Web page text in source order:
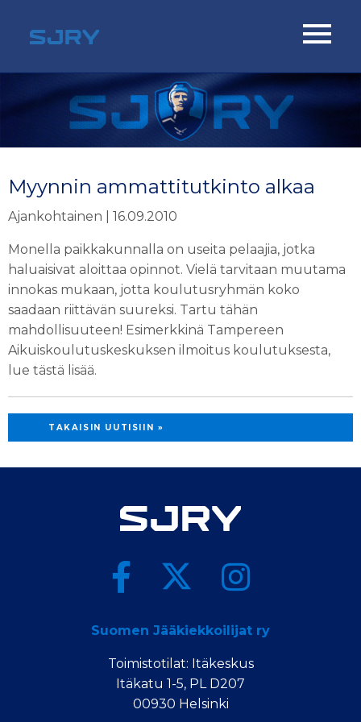
Myynnin ammattitutkinto alkaa
Ajankohtainen | 16.09.2010
Monella paikkakunnalla on useita pelaajia, jotka
haluaisivat aloittaa opinnot. Vielä tarvitaan muutama
innokas mukaan, jotta koulutusryhmän koko
saadaan riittävän suureksi. Tartu tähän
mahdollisuuteen! Esimerkkinä Tampereen
Aikuiskoulutuskeskuksen ilmoitus koulutuksesta,
lue tästä lisää.
TAKAISIN UUTISIIN »
Suomen Jääkiekkoilijat ry
Toimistotilat: Itäkeskus
Itäkatu 1-5, PL D207
00930 Helsinki